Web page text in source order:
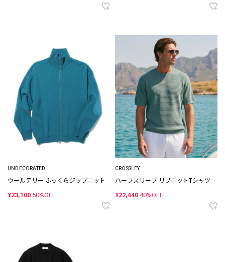
UNDECORATED
ウールテリー ふっくらジップニット
¥23,100 50%OFF
CROSSLEY
ハーフスリーブ リブニットTシャツ
¥22,440 40%OFF